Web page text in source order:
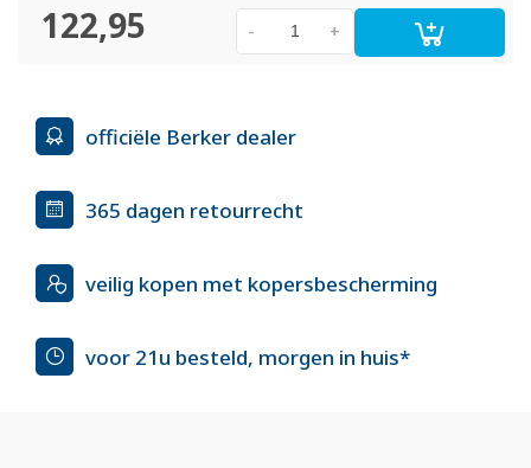
122,95 +
-
officiële Berker dealer
365 dagen retourrecht
veilig kopen met kopersbescherming
voor 21u besteld, morgen in huis*